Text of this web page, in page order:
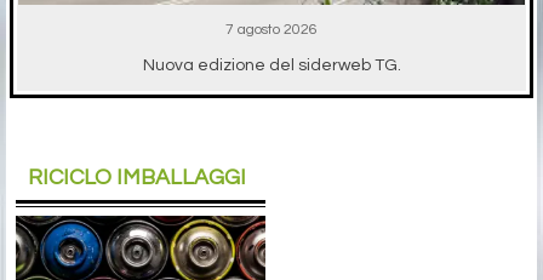
7 agosto 2026
Nuova edizione del siderweb TG.
RICICLO IMBALLAGGI